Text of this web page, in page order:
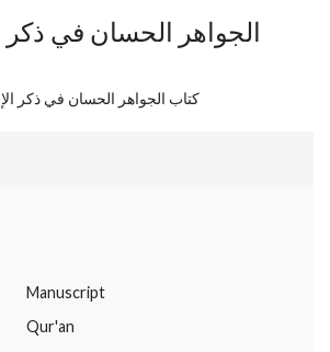
الجواهر الحسان في ذكر
كتاب الجواهر الحسان في ذكر
Manuscript
Qur'an